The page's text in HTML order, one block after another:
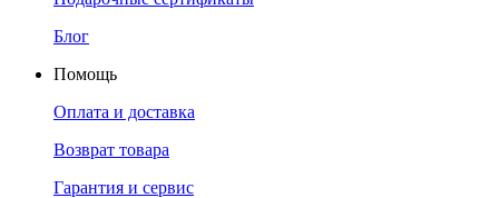
Блог
Помощь
Оплата и доставка
Возврат товара
Гарантия и сервис